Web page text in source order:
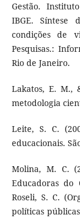
Gestão.
IBGE. Síntese
condições de
Pesquisas.:
Rio de Janeiro.
Lakatos, E. M.,
metodologia
Leite, S. C.
educacionais.
Molina, M. C.
Educadoras
Roseli, S. C.
políticas